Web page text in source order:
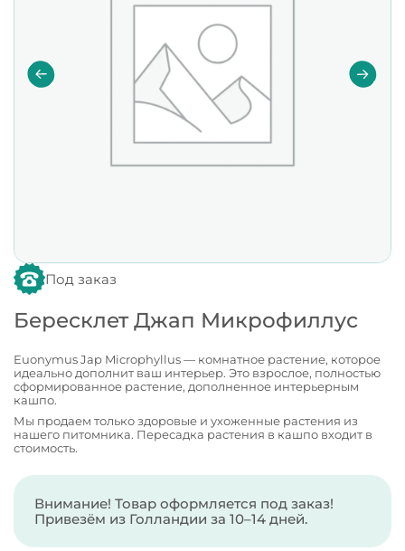
Под заказ
Бересклет Джап Микрофиллус
Euonymus Jap Microphyllus — комнатное растение, которое
идеально дополнит ваш интерьер. Это взрослое, полностью
сформированное растение, дополненное интерьерным
кашпо.
Мы продаем только здоровые и ухоженные растения из
нашего питомника. Пересадка растения в кашпо входит в
стоимость.
Внимание! Товар оформляется под заказ!
Привезём из Голландии за 10–14 дней.